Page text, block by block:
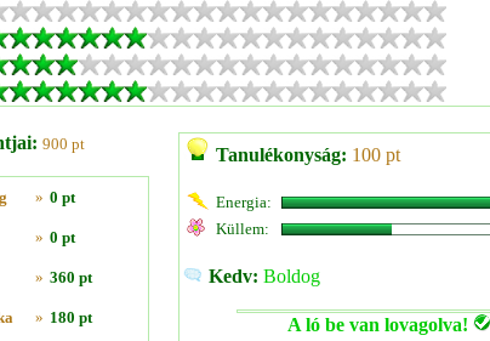
900 pt
» 0 pt
» 0 pt
» 360 pt
» 180 pt
Tanulékonyság: 100 pt
Energia:
Küllem:
Kedv: Boldog
A ló be van lovagolva!